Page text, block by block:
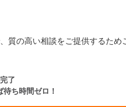
質の高い相談をご提供するため
了
ち時間ゼロ！